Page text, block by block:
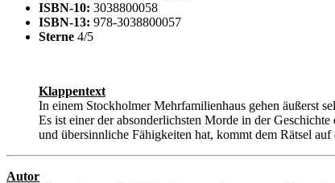
ISBN-10: 3038800058
ISBN-13: 978-3038800057
Sterne 4/5
Klappentext
In einem Stockholmer Mehrfamilienhaus gehen äußerst
Es ist einer der absonderlichsten Morde in der
und übersinnliche Fähigkeiten hat, kommt dem Rätsel
Autor